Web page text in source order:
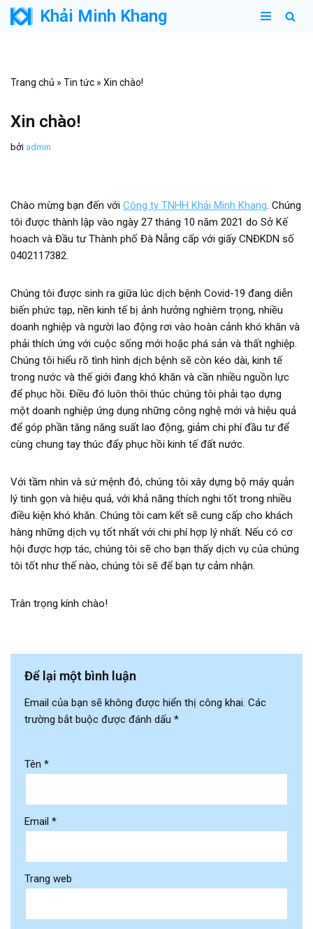
dung
Khải Minh Khang
Trang chủ » Tin tức » Xin chào!
Xin chào!
bởi admin
Chào mừng bạn đến với Công ty TNHH Khải Minh Khang. Chúng
tôi được thành lập vào ngày 27 tháng 10 năm 2021 do Sở Kế
hoach và Đầu tư Thành phố Đà Nẵng cấp với giấy CNĐKDN số
0402117382.
Chúng tôi được sinh ra giữa lúc dịch bệnh Covid-19 đang diễn
biến phức tạp, nền kinh tế bị ảnh hưởng nghiêm trọng, nhiều
doanh nghiệp và người lao động rơi vào hoàn cảnh khó khăn và
phải thích ứng với cuộc sống mới hoặc phá sản và thất nghiệp.
Chúng tôi hiểu rõ tình hình dịch bệnh sẽ còn kéo dài, kinh tế
trong nước và thế giới đang khó khăn và cần nhiều nguồn lực
để phục hồi. Điều đó luôn thôi thúc chúng tôi phải tạo dựng
một doanh nghiệp ứng dụng những công nghệ mới và hiệu quả
để góp phần tăng năng suất lao động, giảm chi phí đầu tư để
cùng chung tay thúc đẩy phục hồi kinh tế đất nước.
Với tầm nhìn và sứ mệnh đó, chúng tôi xây dựng bộ máy quản
lý tinh gọn và hiệu quả, với khả năng thích nghi tốt trong nhiều
điều kiện khó khăn. Chúng tôi cam kết sẽ cung cấp cho khách
hàng những dịch vụ tốt nhất với chi phí hợp lý nhất. Nếu có cơ
hội được hợp tác, chúng tôi sẽ cho bạn thấy dịch vụ của chúng
tôi tốt như thế nào, chúng tôi sẽ để bạn tự cảm nhận.
Trân trọng kính chào!
Để lại một bình luận
Email của bạn sẽ không được hiển thị công khai. Các
trường bắt buộc được đánh dấu *
Tên *
Email *
Trang web